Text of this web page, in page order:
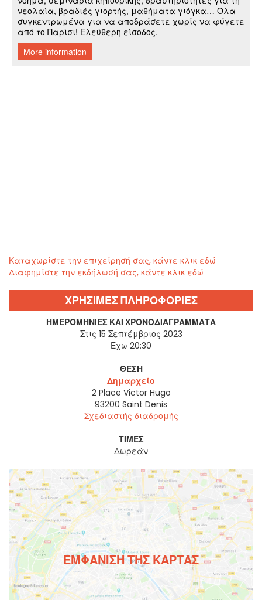
Καταχωρίστε την επιχείρησή σας, κάντε κλικ εδώ
Διαφημίστε την εκδήλωσή σας, κάντε κλικ εδώ
ΧΡΗΣΙΜΕΣ ΠΛΗΡΟΦΟΡΙΕΣ
ΗΜΕΡΟΜΗΝΊΕΣ ΚΑΙ ΧΡΟΝΟΔΙΑΓΡΆΜΜΑΤΑ
Στις 15 Σεπτέμβριος 2023
Έχω 20:30
ΘΈΣΗ
Δημαρχείο
2 Place Victor Hugo
93200 Saint Denis
Σχεδιαστής διαδρομής
ΤΙΜΈΣ
Δωρεάν
ΕΜΦΆΝΙΣΗ ΤΗΣ ΚΆΡΤΑΣ